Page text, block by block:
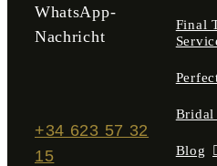
WhatsApp-
Nachricht
+34 623 57 32
15
Final
Bridal
Blog